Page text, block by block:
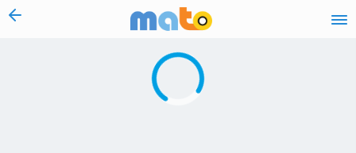
vai al contenuto
Caricamento in corso...